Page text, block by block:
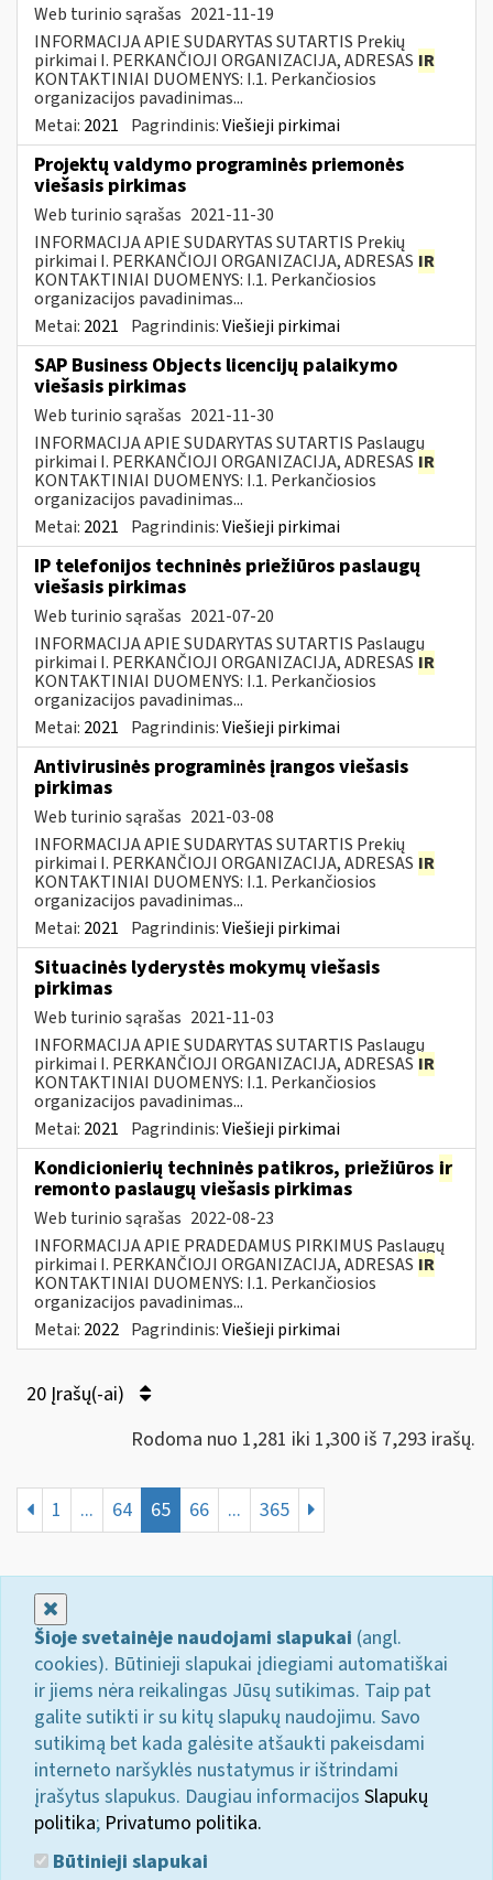
Web turinio sąrašas 2021-11-19
INFORMACIJA APIE SUDARYTAS SUTARTIS Prekių
pirkimai I. PERKANČIOJI ORGANIZACIJA, ADRESAS IR
KONTAKTINIAI DUOMENYS: I.1. Perkančiosios
organizacijos pavadinimas...
Metai: 2021 Pagrindinis:Viešieji pirkimai
Projektų valdymo programinės priemonės
viešasis pirkimas
Web turinio sąrašas 2021-11-30
INFORMACIJA APIE SUDARYTAS SUTARTIS Prekių
pirkimai I. PERKANČIOJI ORGANIZACIJA, ADRESAS IR
KONTAKTINIAI DUOMENYS: I.1. Perkančiosios
organizacijos pavadinimas...
Metai: 2021 Pagrindinis:Viešieji pirkimai
SAP Business Objects licencijų palaikymo
viešasis pirkimas
Web turinio sąrašas 2021-11-30
INFORMACIJA APIE SUDARYTAS SUTARTIS Paslaugų
pirkimai I. PERKANČIOJI ORGANIZACIJA, ADRESAS IR
KONTAKTINIAI DUOMENYS: I.1. Perkančiosios
organizacijos pavadinimas...
Metai: 2021 Pagrindinis:Viešieji pirkimai
IP telefonijos techninės priežiūros paslaugų
viešasis pirkimas
Web turinio sąrašas 2021-07-20
INFORMACIJA APIE SUDARYTAS SUTARTIS Paslaugų
pirkimai I. PERKANČIOJI ORGANIZACIJA, ADRESAS IR
KONTAKTINIAI DUOMENYS: I.1. Perkančiosios
organizacijos pavadinimas...
Metai: 2021 Pagrindinis:Viešieji pirkimai
Antivirusinės programinės įrangos viešasis
pirkimas
Web turinio sąrašas 2021-03-08
INFORMACIJA APIE SUDARYTAS SUTARTIS Prekių
pirkimai I. PERKANČIOJI ORGANIZACIJA, ADRESAS IR
KONTAKTINIAI DUOMENYS: I.1. Perkančiosios
organizacijos pavadinimas...
Metai: 2021 Pagrindinis:Viešieji pirkimai
Situacinės lyderystės mokymų viešasis
pirkimas
Web turinio sąrašas 2021-11-03
INFORMACIJA APIE SUDARYTAS SUTARTIS Paslaugų
pirkimai I. PERKANČIOJI ORGANIZACIJA, ADRESAS IR
KONTAKTINIAI DUOMENYS: I.1. Perkančiosios
organizacijos pavadinimas...
Metai: 2021 Pagrindinis:Viešieji pirkimai
Kondicionierių techninės patikros, priežiūros ir
remonto paslaugų viešasis pirkimas
Web turinio sąrašas 2022-08-23
INFORMACIJA APIE PRADEDAMUS PIRKIMUS Paslaugų
pirkimai I. PERKANČIOJI ORGANIZACIJA, ADRESAS IR
KONTAKTINIAI DUOMENYS: I.1. Perkančiosios
organizacijos pavadinimas...
Metai: 2022 Pagrindinis:Viešieji pirkimai
20 Įrašų(-ai)
Rodoma nuo 1,281 iki 1,300 iš 7,293 irašų.
1 ... 64 65 66 ... 365
Šioje svetainėje naudojami slapukai (angl.
cookies). Būtinieji slapukai įdiegiami automatiškai
ir jiems nėra reikalingas Jūsų sutikimas. Taip pat
galite sutikti ir su kitų slapukų naudojimu. Savo
sutikimą bet kada galėsite atšaukti pakeisdami
interneto naršyklės nustatymus ir ištrindami
įrašytus slapukus. Daugiau informacijos Slapukų
politika; Privatumo politika.
Būtinieji slapukai